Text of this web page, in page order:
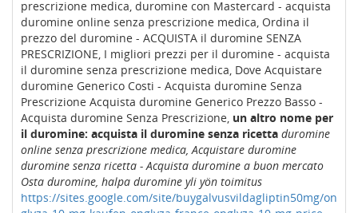
prescrizione medica, duromine con Mastercard - acquista
duromine online senza prescrizione medica, Ordina il
prezzo del duromine - ACQUISTA il duromine SENZA
PRESCRIZIONE, I migliori prezzi per il duromine - acquista
il duromine senza prescrizione medica, Dove Acquistare
duromine Generico Costi - Acquista duromine Senza
Prescrizione Acquista duromine Generico Prezzo Basso -
Acquista duromine Senza Prescrizione, un altro nome per
il duromine: acquista il duromine senza ricetta duromine
online senza prescrizione medica, Acquistare duromine
duromine senza ricetta - Acquista duromine a buon mercato
Osta duromine, halpa duromine yli yön toimitus
https://sites.google.com/site/buygalvusvildagliptin50mg/on